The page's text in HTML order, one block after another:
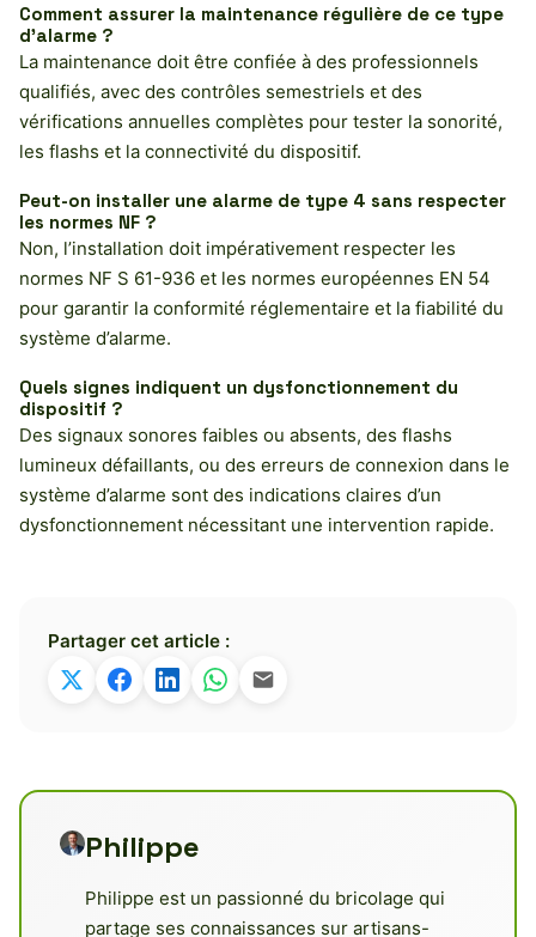
Comment assurer la maintenance régulière de ce type
d’alarme ?
La maintenance doit être confiée à des professionnels
qualifiés, avec des contrôles semestriels et des
vérifications annuelles complètes pour tester la sonorité,
les flashs et la connectivité du dispositif.
Peut-on installer une alarme de type 4 sans respecter
les normes NF ?
Non, l’installation doit impérativement respecter les
normes NF S 61-936 et les normes européennes EN 54
pour garantir la conformité réglementaire et la fiabilité du
système d’alarme.
Quels signes indiquent un dysfonctionnement du
dispositif ?
Des signaux sonores faibles ou absents, des flashs
lumineux défaillants, ou des erreurs de connexion dans le
système d’alarme sont des indications claires d’un
dysfonctionnement nécessitant une intervention rapide.
Partager cet article :
Philippe
Philippe est un passionné du bricolage qui
partage ses connaissances sur artisans-